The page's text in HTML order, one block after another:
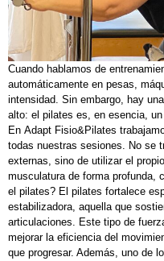
Cuando hablamos de
automáticamente en pesas,
intensidad. Sin embargo, hay
alto: el pilates es, en esencia,
En Adapt Fisio&Pilates
todas nuestras sesiones. No se
externas, sino de utilizar el
musculatura de forma profunda,
el pilates? El pilates fortalece
estabilizadora, aquella que
articulaciones. Este tipo de
mejorar la eficiencia del
que progresar. Además, uno de